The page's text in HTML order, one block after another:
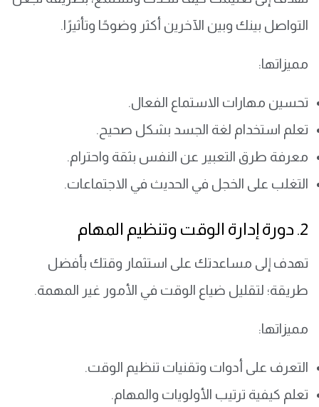
التواصل بينك وبين الآخرين أكثر وضوحًا وتأثيرًا.
مميزاتها:
تحسين مهارات الاستماع الفعال.
تعلم استخدام لغة الجسد بشكل صحيح.
معرفة طرق التعبير عن النفس بثقة واحترام.
التغلب على الخجل في الحديث في الاجتماعات.
2. دورة إدارة الوقت وتنظيم المهام
تهدف إلى مساعدتك على استثمار وقتك بأفضل
طريقة؛ لتقليل ضياع الوقت في الأمور غير المهمة.
مميزاتها:
التعرف على أدوات وتقنيات تنظيم الوقت.
تعلم كيفية ترتيب الأولويات والمهام.